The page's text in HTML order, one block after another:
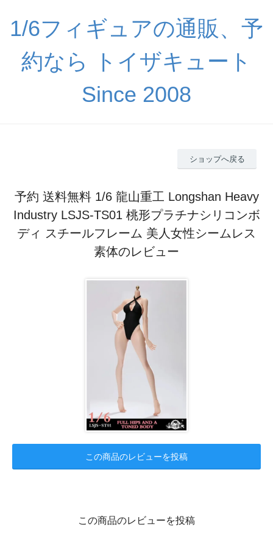
1/6フィギュアの通販、予
約なら トイザキュート
Since 2008
ショップへ戻る
予約 送料無料 1/6 龍山重工 Longshan Heavy
Industry LSJS-TS01 桃形プラチナシリコンボ
ディ スチールフレーム 美人女性シームレス
素体のレビュー
この商品のレビューを投稿
この商品のレビューを投稿